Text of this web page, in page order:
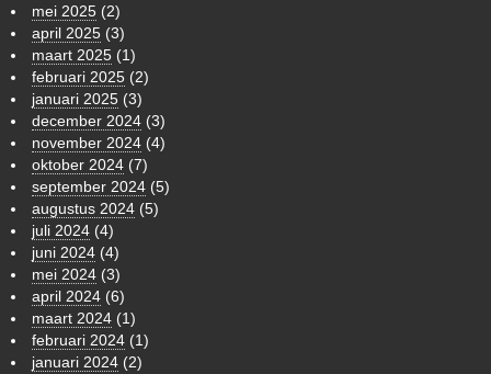
mei 2025 (2)
april 2025 (3)
maart 2025 (1)
februari 2025 (2)
januari 2025 (3)
december 2024 (3)
november 2024 (4)
oktober 2024 (7)
september 2024 (5)
augustus 2024 (5)
juli 2024 (4)
juni 2024 (4)
mei 2024 (3)
april 2024 (6)
maart 2024 (1)
februari 2024 (1)
januari 2024 (2)